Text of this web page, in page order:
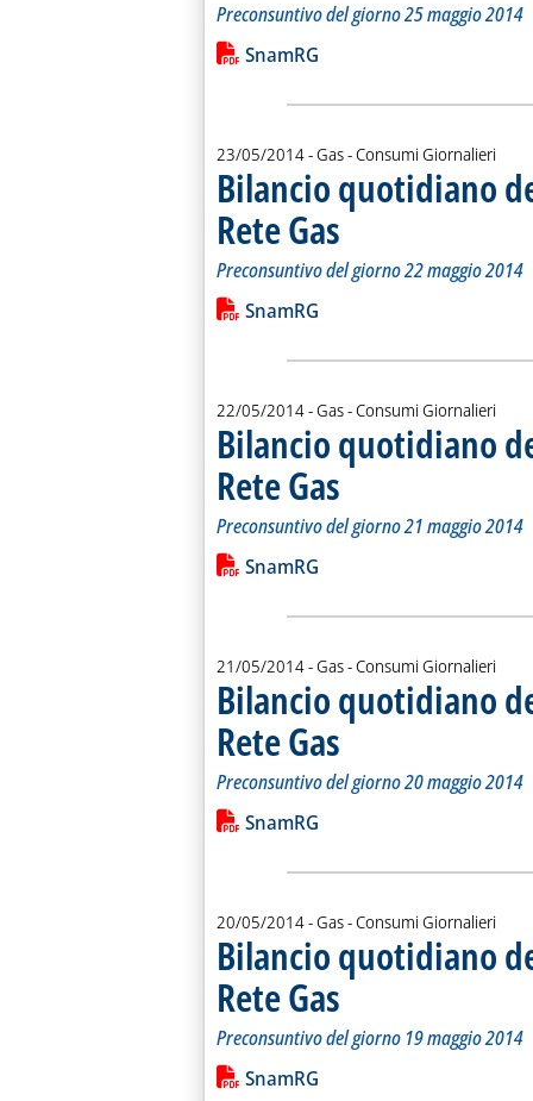
Preconsuntivo del giorno 25 maggio 2014
Leggi tutta la notizia: 'Bilancio
Lista allegati PDF alla notizia
SnamRG
23/05/2014- Gas - Consumi Giornalieri
Bilancio quotidiano
Rete Gas . Sottotitolo: Preconsuntivo del
. Pubblicata venerdì 23 maggio
Preconsuntivo del giorno 22 maggio 2014
Leggi tutta la notizia: 'Bilancio
Lista allegati PDF alla notizia
SnamRG
22/05/2014- Gas - Consumi Giornalieri
Bilancio quotidiano
Rete Gas . Sottotitolo: Preconsuntivo del
. Pubblicata giovedì 22 maggio
Preconsuntivo del giorno 21 maggio 2014
Leggi tutta la notizia: 'Bilancio
Lista allegati PDF alla notizia
SnamRG
21/05/2014- Gas - Consumi Giornalieri
Bilancio quotidiano
Rete Gas . Sottotitolo: Preconsuntivo del
. Pubblicata mercoledì 21 maggio
Preconsuntivo del giorno 20 maggio 2014
Leggi tutta la notizia: 'Bilancio
Lista allegati PDF alla notizia
SnamRG
20/05/2014- Gas - Consumi Giornalieri
Bilancio quotidiano
Rete Gas . Sottotitolo: Preconsuntivo del
. Pubblicata martedì 20 maggio
Preconsuntivo del giorno 19 maggio 2014
Leggi tutta la notizia: 'Bilancio
Lista allegati PDF alla notizia
SnamRG